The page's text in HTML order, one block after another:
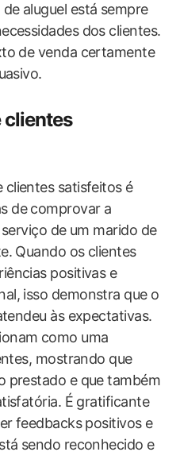
aluguel está sempre
dos clientes.
de venda certamente
clientes
clientes satisfeitos é
de comprovar a
de um marido de
Quando os clientes
positivas e
isso demonstra que o
às expectativas.
como uma
mostrando que
prestado e que também
É gratificante
feedbacks positivos e
sendo reconhecido e